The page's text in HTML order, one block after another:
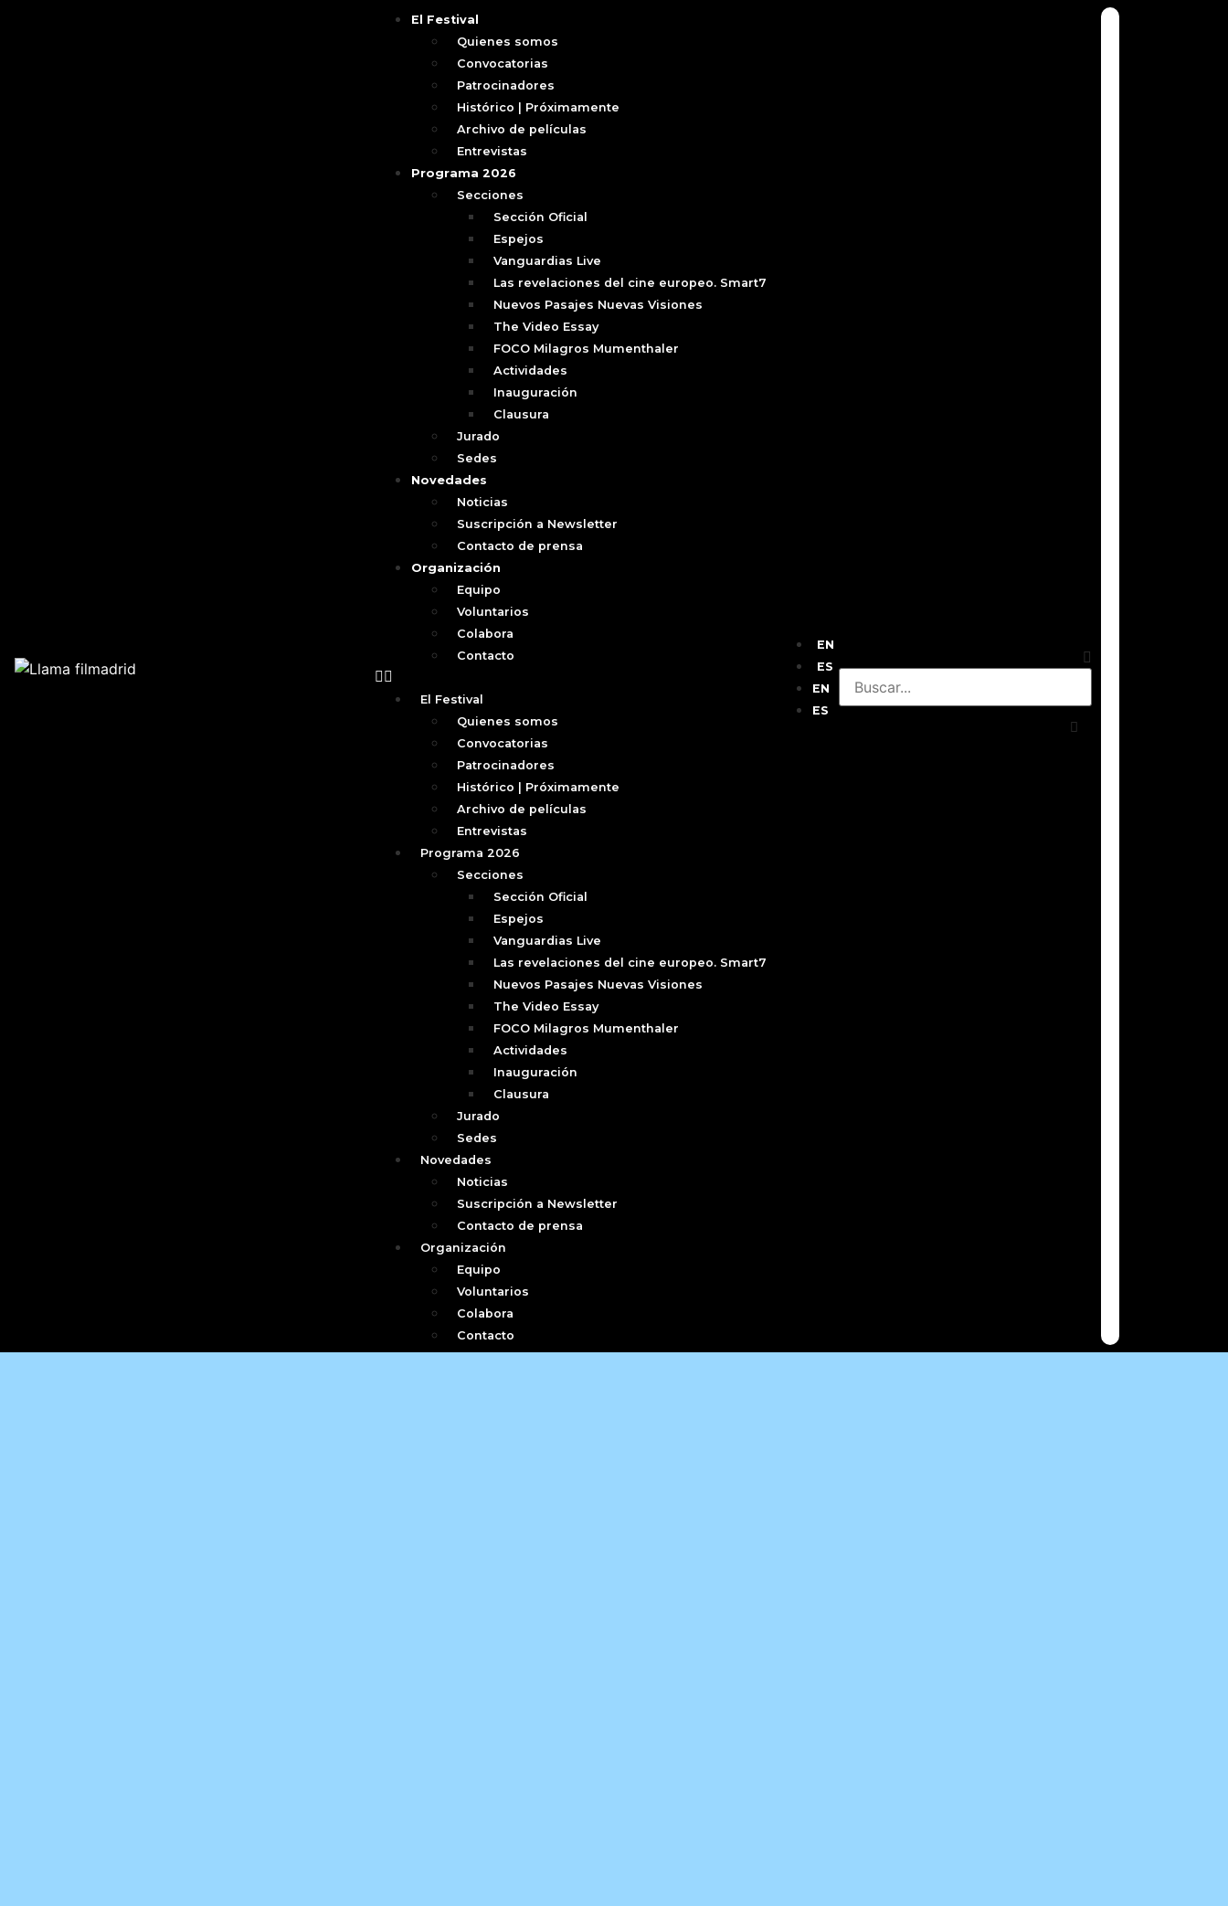
El Festival
Quienes somos
Convocatorias
Patrocinadores
Histórico | Próximamente
Archivo de películas
Entrevistas
Programa 2026
Secciones
Sección Oficial
Espejos
Vanguardias Live
Las revelaciones del cine europeo. Smart7
Nuevos Pasajes Nuevas Visiones
The Video Essay
FOCO Milagros Mumenthaler
Actividades
Inauguración
Clausura
Jurado
Sedes
Novedades
Noticias
Suscripción a Newsletter
Contacto de prensa
Organización
Equipo
Voluntarios
Colabora
Contacto
El Festival
Quienes somos
Convocatorias
Patrocinadores
Histórico | Próximamente
Archivo de películas
Entrevistas
Programa 2026
Secciones
Sección Oficial
Espejos
Vanguardias Live
Las revelaciones del cine europeo. Smart7
Nuevos Pasajes Nuevas Visiones
The Video Essay
FOCO Milagros Mumenthaler
Actividades
Inauguración
Clausura
Jurado
Sedes
Novedades
Noticias
Suscripción a Newsletter
Contacto de prensa
Organización
Equipo
Voluntarios
Colabora
Contacto
EN
ES
EN
ES